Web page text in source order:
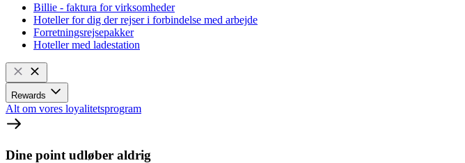
Billie - faktura for virksomheder
Hoteller for dig der rejser i forbindelse med arbejde
Forretningsrejsepakker
Hoteller med ladestation
Rewards
Alt om vores loyalitetsprogram
Dine point udløber aldrig